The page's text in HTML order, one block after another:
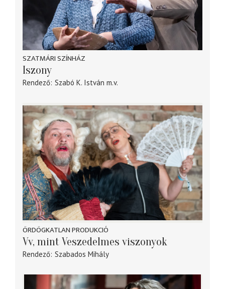
SZATMÁRI SZÍNHÁZ
Iszony
Rendező Szabó K. István m.v.
ÖRDÖGKATLAN PRODUKCIÓ
Vv, mint Veszedelmes viszonyok
Rendező Szabados Mihály